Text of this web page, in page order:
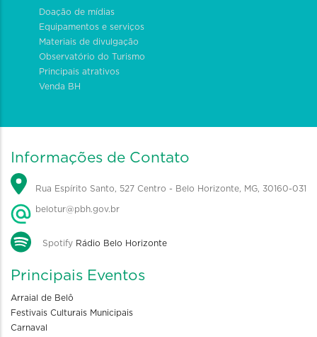
Doação de mídias
Equipamentos e serviços
Materiais de divulgação
Observatório do Turismo
Principais atrativos
Venda BH
Informações de Contato
Rua Espírito Santo, 527 Centro - Belo Horizonte, MG, 30160-031
belotur@pbh.gov.br
Spotify Rádio Belo Horizonte
Principais Eventos
Arraial de Belô
Festivais Culturais Municipais
Carnaval